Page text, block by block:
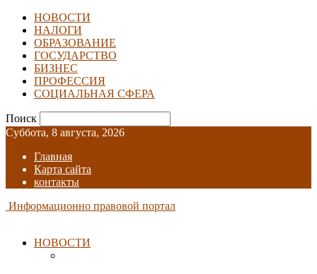
НОВОСТИ
НАЛОГИ
ОБРАЗОВАНИЕ
ГОСУДАРСТВО
БИЗНЕС
ПРОФЕССИЯ
СОЦИАЛЬНАЯ СФЕРА
Поиск
Суббота, 8 августа, 2026
Главная
Карта сайта
контакты
Информационно правовой портал
НОВОСТИ